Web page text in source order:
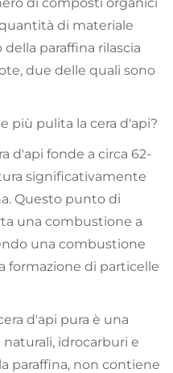
di materiale
paraffina rilascia
due delle quali sono
più pulita la cera d'api?
d'api fonde a circa 62-
significativamente
Questo punto di
una combustione a
una combustione
formazione di particelle
d'api pura è una
idrocarburi e
paraffina, non contiene